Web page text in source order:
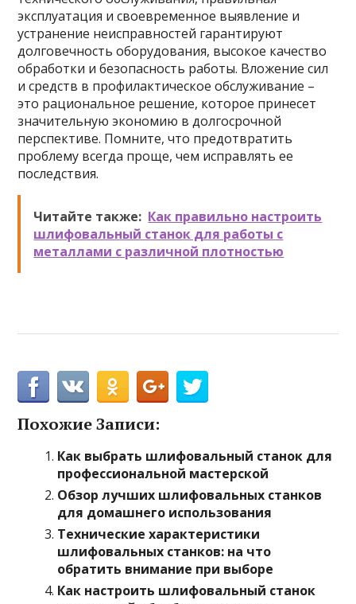
эксплуатация и своевременное выявление и
устранение неисправностей гарантируют
долговечность оборудования, высокое качество
обработки и безопасность работы. Вложение сил
и средств в профилактическое обслуживание –
это рациональное решение, которое принесет
значительную экономию в долгосрочной
перспективе. Помните, что предотвратить
проблему всегда проще, чем исправлять ее
последствия.
Читайте также: Как правильно настроить
шлифовальный станок для работы с
металлами с различной плотностью
Похожие Записи:
Как выбрать шлифовальный станок для
профессиональной мастерской
Обзор лучших шлифовальных станков
для домашнего использования
Технические характеристики
шлифовальных станков: на что
обратить внимание при выборе
Как настроить шлифовальный станок